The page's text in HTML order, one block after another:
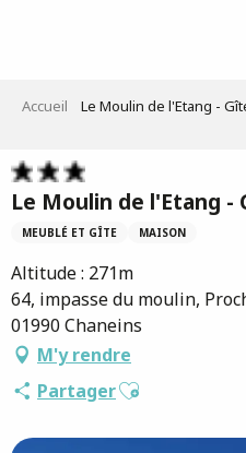
Accueil Le Moulin de l'Etang -
Le Moulin de l'Etang -
MEUBLÉ ET GÎTE MAISON
Altitude : 271m
64, impasse du moulin,
01990 Chaneins
M'y rendre
PartagerAjouter aux